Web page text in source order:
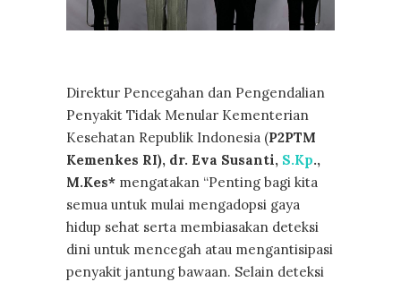
Direktur Pencegahan dan Pengendalian
Penyakit Tidak Menular Kementerian
Kesehatan Republik Indonesia (P2PTM
Kemenkes RI), dr. Eva Susanti, S.Kp.,
M.Kes* mengatakan “Penting bagi kita
semua untuk mulai mengadopsi gaya
hidup sehat serta membiasakan deteksi
dini untuk mencegah atau mengantisipasi
penyakit jantung bawaan. Selain deteksi